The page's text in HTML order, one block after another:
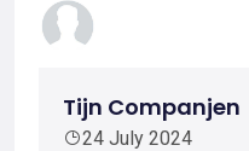
Tijn Companjen
24 July 2024